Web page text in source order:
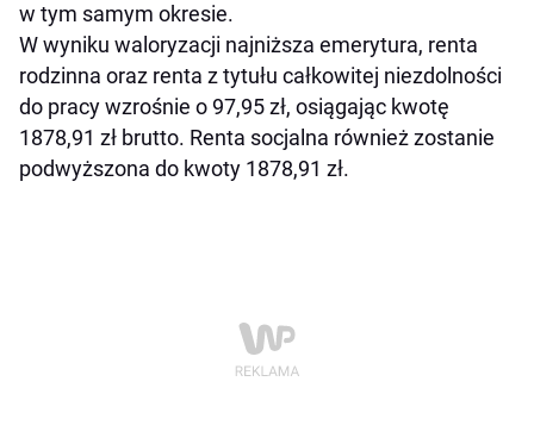
w tym samym okresie.
W wyniku waloryzacji najniższa emerytura, renta
rodzinna oraz renta z tytułu całkowitej niezdolności
do pracy wzrośnie o 97,95 zł, osiągając kwotę
1878,91 zł brutto. Renta socjalna również zostanie
podwyższona do kwoty 1878,91 zł.